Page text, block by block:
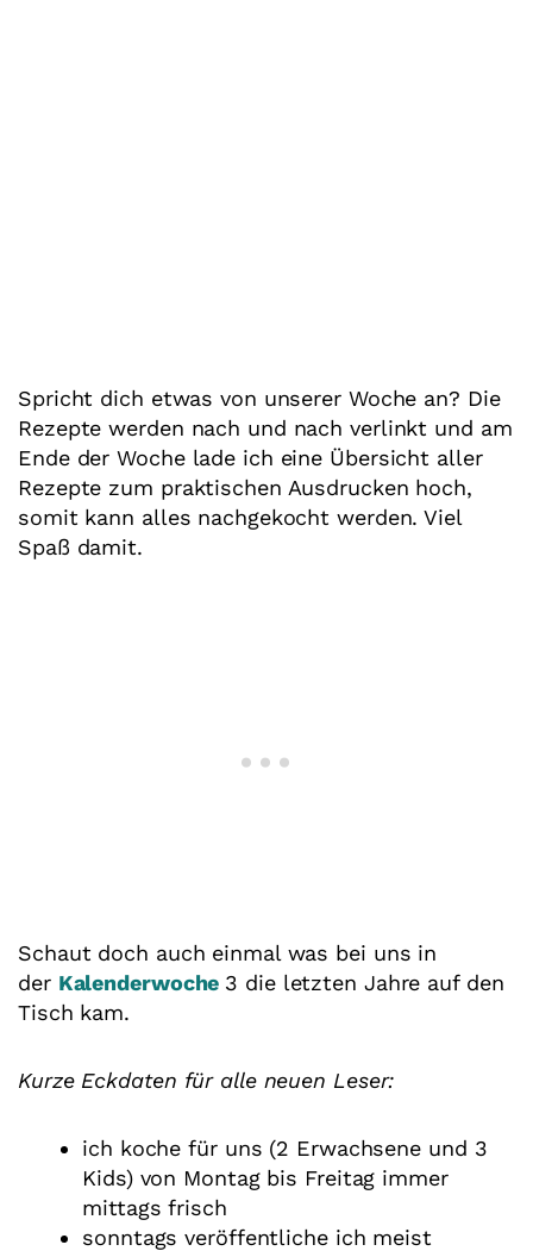
Spricht dich etwas von unserer Woche an? Die
Rezepte werden nach und nach verlinkt und am
Ende der Woche lade ich eine Übersicht aller
Rezepte zum praktischen Ausdrucken hoch,
somit kann alles nachgekocht werden. Viel
Spaß damit.
Schaut doch auch einmal was bei uns in
der Kalenderwoche 3 die letzten Jahre auf den
Tisch kam.
Kurze Eckdaten für alle neuen Leser:
ich koche für uns (2 Erwachsene und 3
Kids) von Montag bis Freitag immer
mittags frisch
sonntags veröffentliche ich meist